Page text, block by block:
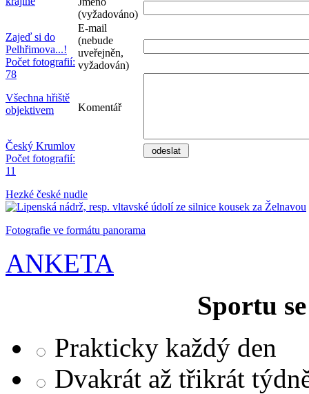
(vyžadováno)
E-mail
(nebude
uveřejněn,
vyžadován)
Komentář
Zajeď si do
Pelhřimova...!
Počet fotografií:
78
Všechna hřiště
objektivem
Český Krumlov
Počet fotografií:
11
Hezké české nudle
Fotografie ve formátu panorama
ANKETA
Sportu
Prakticky každý den
Dvakrát až třikrát